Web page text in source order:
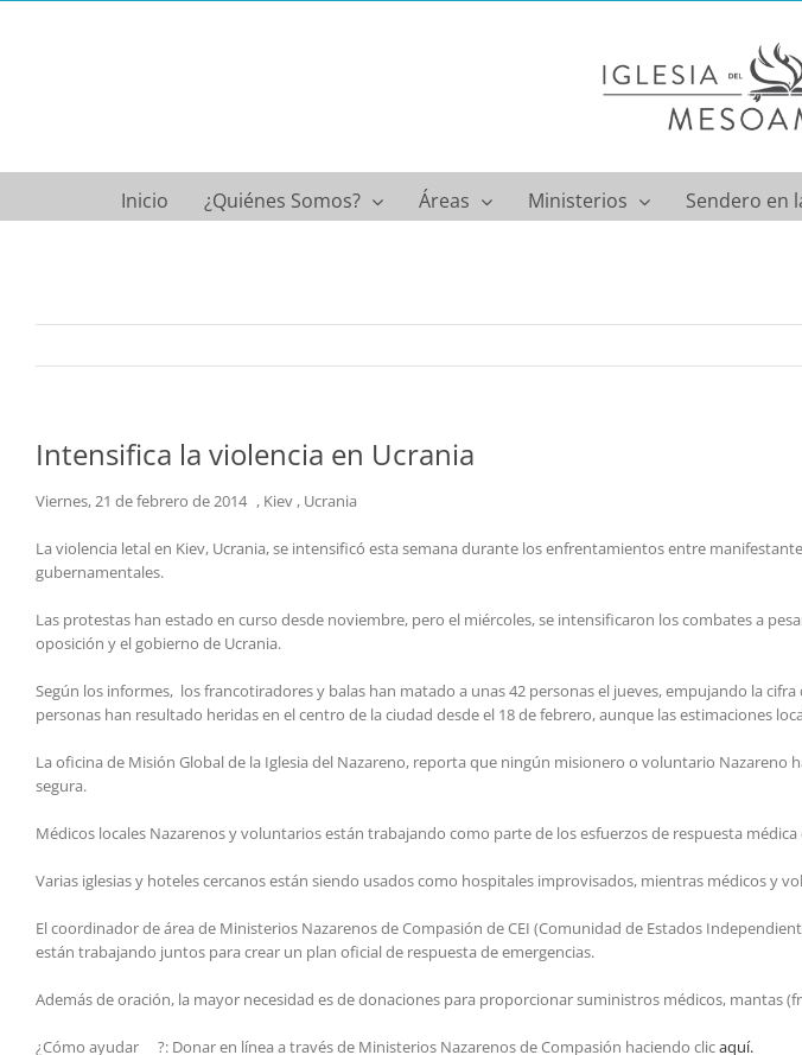
Inicio ¿Quiénes Somos? Áreas Ministerios Sendero en
Intensifica la violencia en Ucrania
Viernes, 21 de febrero de 2014 , Kiev , Ucrania
La violencia letal en Kiev, Ucrania, se intensificó esta semana durante los enfrentamientos entre
gubernamentales.
Las protestas han estado en curso desde noviembre, pero el miércoles, se intensificaron los combates a
oposición y el gobierno de Ucrania.
Según los informes, los francotiradores y balas han matado a unas 42 personas el jueves, empujando la
personas han resultado heridas en el centro de la ciudad desde el 18 de febrero, aunque las estimaciones
La oficina de Misión Global de la Iglesia del Nazareno, reporta que ningún misionero o voluntario Nazareno
segura.
Médicos locales Nazarenos y voluntarios están trabajando como parte de los esfuerzos de respuesta
Varias iglesias y hoteles cercanos están siendo usados como hospitales improvisados, mientras médicos y
El coordinador de área de Ministerios Nazarenos de Compasión de CEI (Comunidad de Estados
están trabajando juntos para crear un plan oficial de respuesta de emergencias.
Además de oración, la mayor necesidad es de donaciones para proporcionar suministros médicos, mantas
¿Cómo ayudar ?: Donar en línea a través de Ministerios Nazarenos de Compasión haciendo clicaquí.